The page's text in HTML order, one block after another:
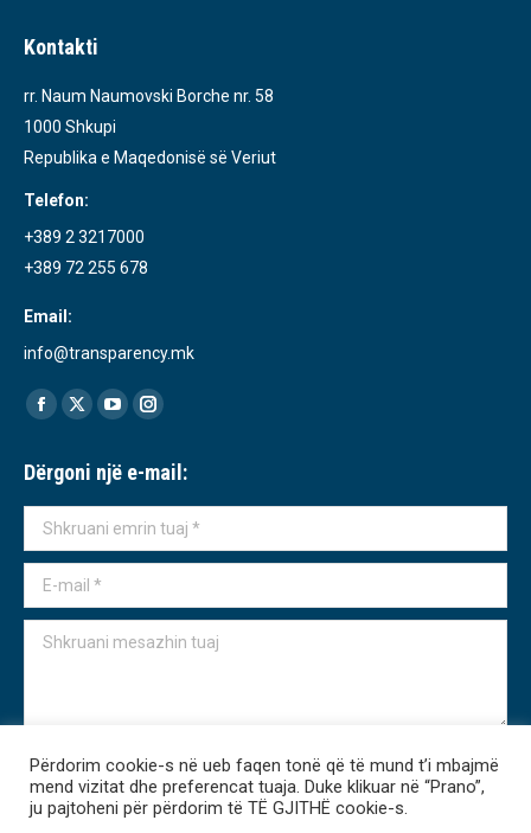
Kontakti
rr. Naum Naumovski Borche nr. 58
1000 Shkupi
Republika e Maqedonisë së Veriut
Telefon:
+389 2 3217000
+389 72 255 678
Email:
info@transparency.mk
Find us on:
Facebook
opens
in
new
X
opens
in
new
YouTube
opens
in
new
Instagram
opens
in
new
Dërgoni një e-mail:
Shkruani emrin tuaj *
E-mail *
Shkruani mesazhin tuaj
Dërgo
Përdorim cookie-s në ueb faqen tonë që të mund t’i mbajmë
mend vizitat dhe preferencat tuaja. Duke klikuar në “Prano”,
ju pajtoheni për përdorim të TË GJITHË cookie-s.